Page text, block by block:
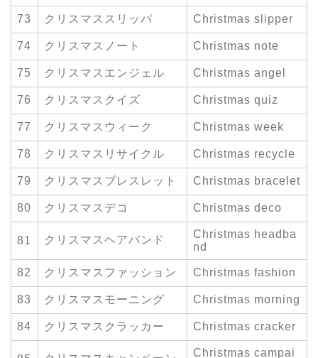
73 クリスマススリッパ Christmas slipper
74 クリスマスノート Christmas note
75 クリスマスエンジェル Christmas angel
76 クリスマスクイズ Christmas quiz
77 クリスマスウィーク Christmas week
78 クリスマスリサイクル Christmas recycle
79 クリスマスブレスレット Christmas bracelet
80 クリスマスデコ Christmas deco
81 クリスマスヘアバンド
Christmas headba
nd
82 クリスマスファッション Christmas fashion
83 クリスマスモーニング Christmas morning
84 クリスマスクラッカー Christmas cracker
Christmas campai